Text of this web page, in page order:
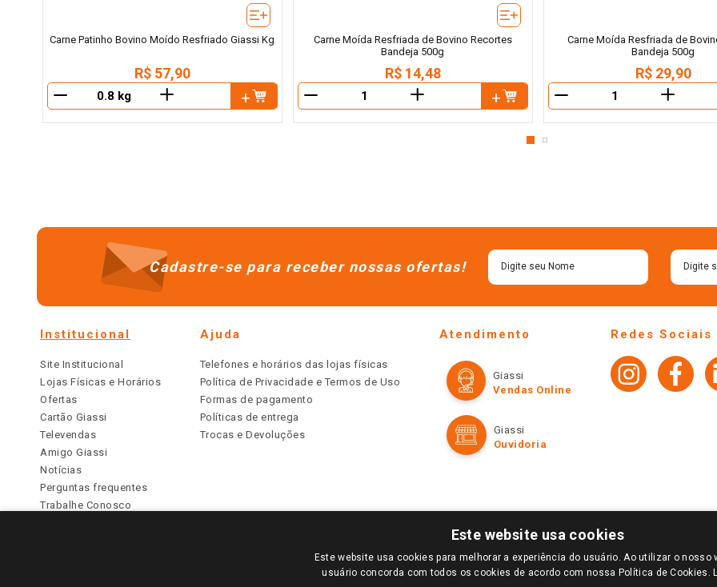
Carne Patinho Bovino Moído Resfriado Giassi Kg
R$ 57,90
＋
Carne Moída Resfriada de Bovino Recortes
Bandeja 500g
R$ 14,48
＋
Carne Moída Resfriada de
Bandeja 500g
R$ 29,90
＋
Cadastre-se para receber nossas ofertas!
Institucional
Site Institucional
Lojas Físicas e Horários
Ofertas
Cartão Giassi
Televendas
Amigo Giassi
Notícias
Perguntas frequentes
Trabalhe Conosco
Ajuda
Telefones e horários das lojas físicas
Política de Privacidade e Termos de Uso
Formas de pagamento
Políticas de entrega
Trocas e Devoluções
Atendimento
Giassi
Vendas Online
Giassi
Ouvidoria
Redes Sociais
PARA VER OS PREÇOS DA SUA REGIÃO, FAÇA LOGIN E SELECIONE A LOJA DE SUA PREFERÊNCIA. SOMENTE APÓS O LOGIN, OS
TODOS OS PREÇOS E CONDIÇÕES COMERCIAIS DESTE SITE SÃO VÁLIDOS APENAS PARA COMPRAS REALIZADAS NO GIASSI.COM.BR E NA LOJA
Este website usa cookies
Este website usa cookies para melhorar a experiência do usuário. Ao utilizar o nosso
usuário concorda com todos os cookies de acordo com nossa Política de Cookies.